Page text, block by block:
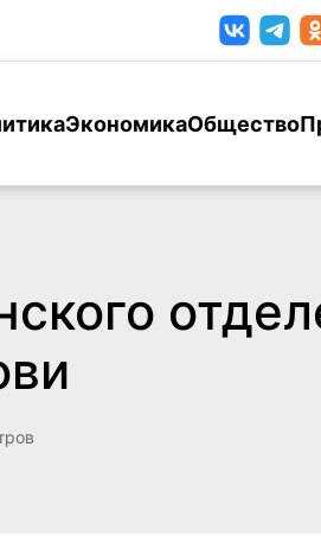
ЭкономикаОбщество